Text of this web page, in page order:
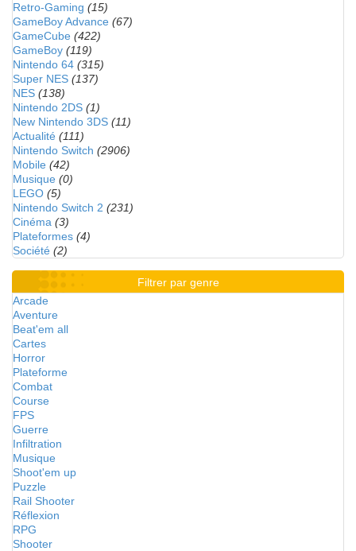
Retro-Gaming (15)
GameBoy Advance (67)
GameCube (422)
GameBoy (119)
Nintendo 64 (315)
Super NES (137)
NES (138)
Nintendo 2DS (1)
New Nintendo 3DS (11)
Actualité (111)
Nintendo Switch (2906)
Mobile (42)
Musique (0)
LEGO (5)
Nintendo Switch 2 (231)
Cinéma (3)
Plateformes (4)
Société (2)
Filtrer par genre
Arcade
Aventure
Beat'em all
Cartes
Horror
Plateforme
Combat
Course
FPS
Guerre
Infiltration
Musique
Shoot'em up
Puzzle
Rail Shooter
Réflexion
RPG
Shooter